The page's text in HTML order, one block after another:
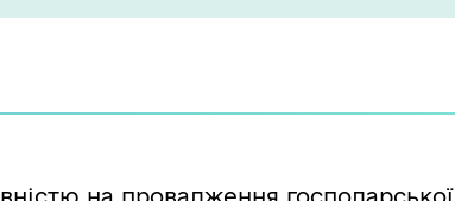
на провадження господарської